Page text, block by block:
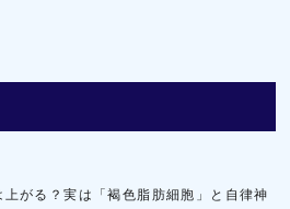
がる？実は「褐色脂肪細胞」と自律神